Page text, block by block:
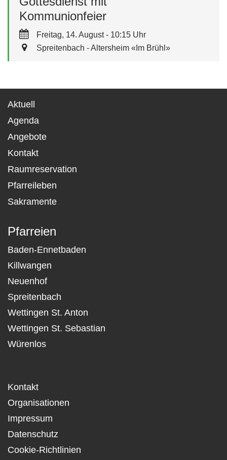
Freitag, 14. August - 10:15 Uhr
Spreitenbach - Altersheim «Im Brühl»
Kommunionfeier
Aktuell
Agenda
Angebote
Kontakt
Raumreservation
Pfarreileben
Sakramente
Pfarreien
Baden-Ennetbaden
Killwangen
Neuenhof
Spreitenbach
Wettingen St. Anton
Wettingen St. Sebastian
Würenlos
Kontakt
Organisationen
Impressum
Datenschutz
Cookie-Richtlinien